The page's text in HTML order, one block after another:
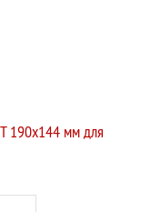
190x144 мм для